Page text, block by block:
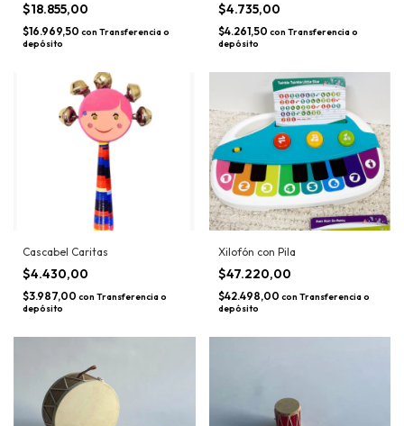
$18.855,00
$16.969,50 con Transferencia o
depósito
$4.735,00
$4.261,50 con Transferencia o
depósito
Cascabel Caritas
$4.430,00
$3.987,00 con Transferencia o
depósito
Xilofón con Pila
$47.220,00
$42.498,00 con Transferencia o
depósito